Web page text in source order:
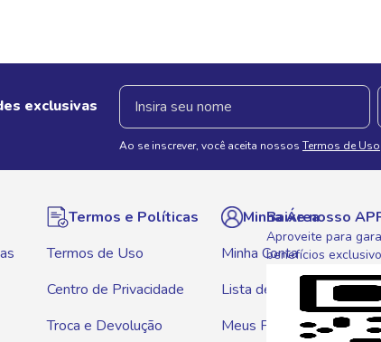
exclusivas
Ao se inscrever, você aceita nossos Termos de Uso
Termos e Políticas
Termos de Uso
Centro de Privacidade
Troca e Devolução
Minha Área
Minha Conta
Lista de Compras
Meus Pedidos
Baixe nosso
Aproveite para
benefícios